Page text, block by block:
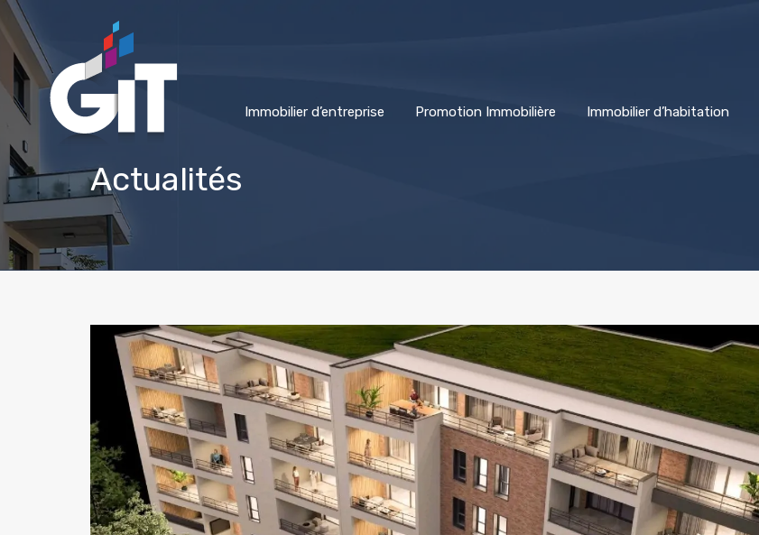
Immobilier d’entreprise Promotion Immobilière Immobilier d’habitation
Actualités
Panneau de gestion des cookies